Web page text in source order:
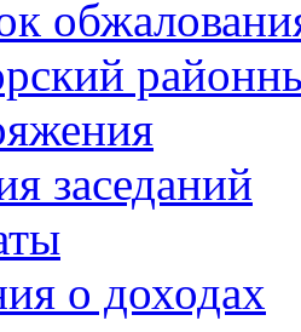
заседаний
о доходах